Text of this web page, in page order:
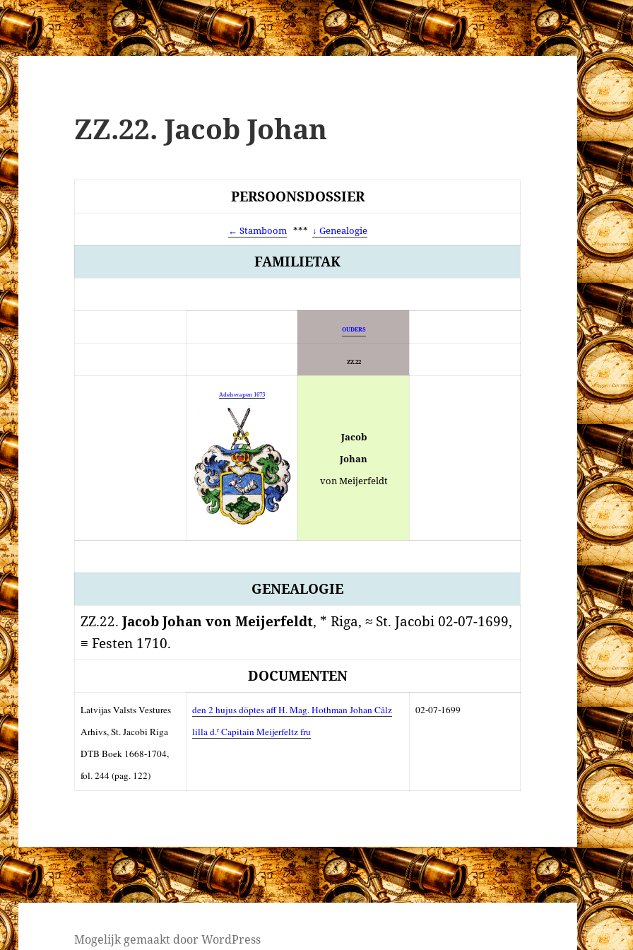
ZZ.22. Jacob Johan
PERSOONSDOSSIER
← Stamboom*** ↓ Genealogie
FAMILIETAK
OUDERS
ZZ.22
Adelswapen 1675
Jacob
Johan
von Meijerfeldt
GENEALOGIE
ZZ.22. Jacob Johan von Meijerfeldt, * Riga, ≈ St. Jacobi 02-07-1699,
≡ Festen 1710.
DOCUMENTEN
Latvijas Valsts Vestures
Arhivs, St. Jacobi Riga
DTB Boek 1668-1704,
fol. 244 (pag. 122)
den 2 hujus döptes aff H. Mag. Hothman Johan Cålz
lilla d.rCapitain Meijerfeltz fru
02-07-1699
Mogelijk gemaakt door WordPress